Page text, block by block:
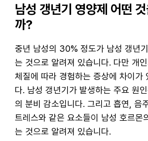
남성 갱년기 영양제 어떤
까?
중년 남성의 30% 정도가 남성 갱년
는 것으로 알려져 있습니다. 다만 개
체질에 따라 경험하는 증상에 차이가
다. 남성 갱년기가 발생하는 주요 원
의 분비 감소입니다. 그리고 흡연, 음
트레스와 같은 요소들이 남성 호르몬
는 것으로 알려져 있습니다.